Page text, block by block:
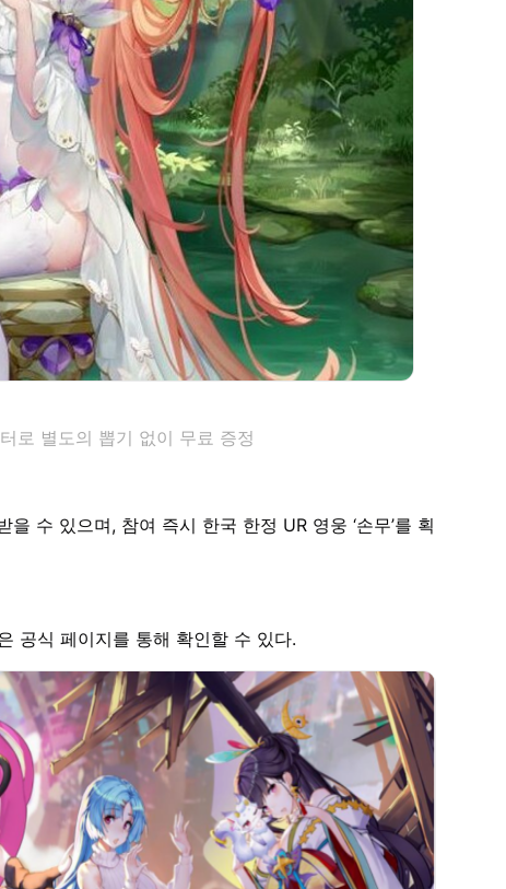
로 별도의 뽑기 없이 무료 증정
수 있으며, 참여 즉시 한국 한정 UR 영웅 ‘손무’를 획
공식 페이지를 통해 확인할 수 있다.